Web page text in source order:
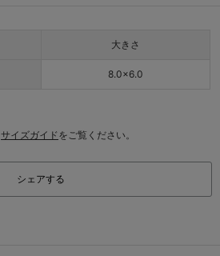
大きさ
8.0×6.0
サイズガイドをご覧ください。
シェアする